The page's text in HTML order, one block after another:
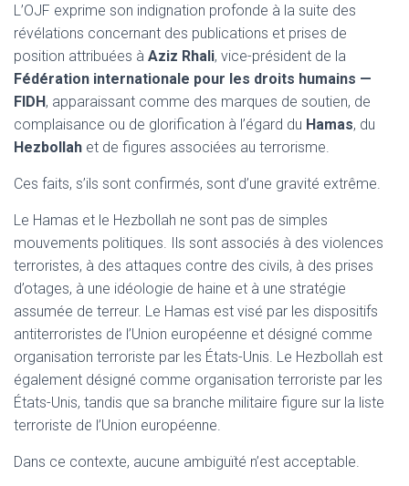
L’OJF exprime son indignation profonde à la suite des
révélations concernant des publications et prises de
position attribuées à Aziz Rhali, vice-président de la
Fédération internationale pour les droits humains —
FIDH, apparaissant comme des marques de soutien, de
complaisance ou de glorification à l’égard du Hamas, du
Hezbollah et de figures associées au terrorisme.
Ces faits, s’ils sont confirmés, sont d’une gravité extrême.
Le Hamas et le Hezbollah ne sont pas de simples
mouvements politiques. Ils sont associés à des violences
terroristes, à des attaques contre des civils, à des prises
d’otages, à une idéologie de haine et à une stratégie
assumée de terreur. Le Hamas est visé par les dispositifs
antiterroristes de l’Union européenne et désigné comme
organisation terroriste par les États-Unis. Le Hezbollah est
également désigné comme organisation terroriste par les
États-Unis, tandis que sa branche militaire figure sur la liste
terroriste de l’Union européenne.
Dans ce contexte, aucune ambiguïté n’est acceptable.